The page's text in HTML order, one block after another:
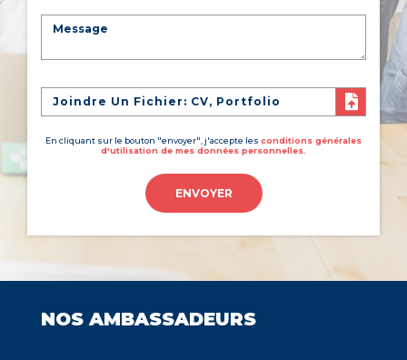
Joindre Un Fichier: CV, Portfolio
En cliquant sur le bouton "envoyer", j'accepte les conditions générales
d'utilisation de mes données personnelles.
ENVOYER
NOS AMBASSADEURS